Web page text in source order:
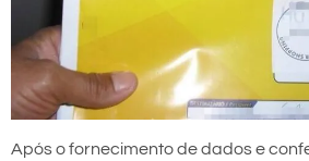
Após o fornecimento de dados e